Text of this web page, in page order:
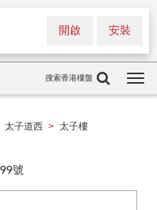
安裝
開啟
搜索香港樓盤
太子道西 > 太子樓
號